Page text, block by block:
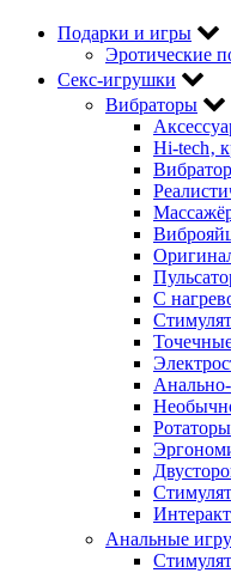
Подарки и игры
Эротические
Секс-игрушки
Вибраторы
Hi-tech‚
С
Ротаторы
Анальные